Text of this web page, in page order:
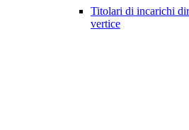
Titolari di incarichi
vertice